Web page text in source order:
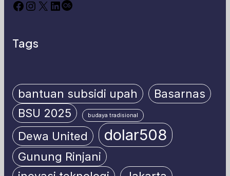
Facebook Instagram X LinkedIn Last.fm
Tags
bantuan subsidi upah
Basarnas
BSU 2025
budaya tradisional
Dewa United dolar508
Gunung Rinjani